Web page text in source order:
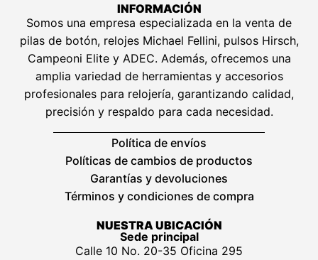
INFORMACIÓN
Somos una empresa especializada en la venta de
pilas de botón, relojes Michael Fellini, pulsos Hirsch,
Campeoni Elite y ADEC. Además, ofrecemos una
amplia variedad de herramientas y accesorios
profesionales para relojería, garantizando calidad,
precisión y respaldo para cada necesidad.
Política de envíos
Políticas de cambios de productos
Garantías y devoluciones
Términos y condiciones de compra
NUESTRA UBICACIÓN
Sede principal
Calle 10 No. 20-35 Oficina 295